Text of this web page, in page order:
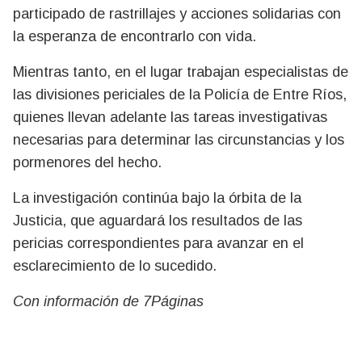
participado de rastrillajes y acciones solidarias con
la esperanza de encontrarlo con vida.
Mientras tanto, en el lugar trabajan especialistas de
las divisiones periciales de la Policía de Entre Ríos,
quienes llevan adelante las tareas investigativas
necesarias para determinar las circunstancias y los
pormenores del hecho.
La investigación continúa bajo la órbita de la
Justicia, que aguardará los resultados de las
pericias correspondientes para avanzar en el
esclarecimiento de lo sucedido.
Con información de 7Páginas